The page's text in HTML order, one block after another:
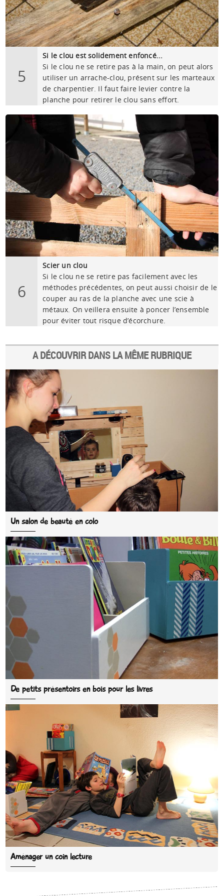
5
Si le clou est solidement enfoncé...
Si le clou ne se retire pas à la main, on peut alors
utiliser un arrache-clou, présent sur les marteaux
de charpentier. Il faut faire levier contre la
planche pour retirer le clou sans effort.
6
Scier un clou
Si le clou ne se retire pas facilement avec les
méthodes précédentes, on peut aussi choisir de le
couper au ras de la planche avec une scie à
métaux. On veillera ensuite à poncer l’ensemble
pour éviter tout risque d’écorchure.
A DÉCOUVRIR DANS LA MÊME RUBRIQUE
Un salon de beauté en colo
De petits présentoirs en bois pour les livres
Aménager un coin lecture